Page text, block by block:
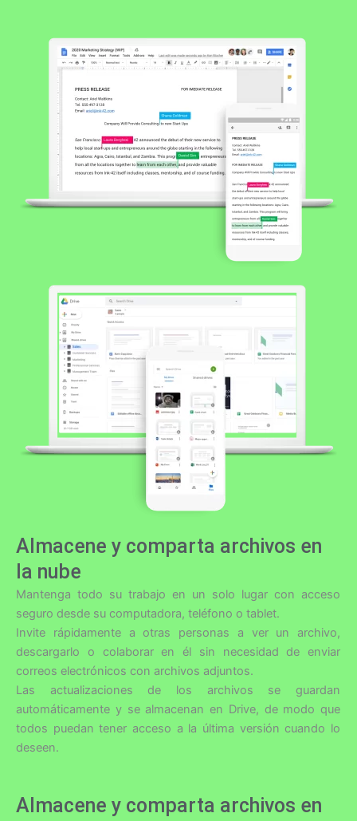
Almacene y comparta archivos en
la nube
Mantenga todo su trabajo en un solo lugar con acceso
seguro desde su computadora, teléfono o tablet.
Invite rápidamente a otras personas a ver un archivo,
descargarlo o colaborar en él sin necesidad de enviar
correos electrónicos con archivos adjuntos.
Las actualizaciones de los archivos se guardan
automáticamente y se almacenan en Drive, de modo que
todos puedan tener acceso a la última versión cuando lo
deseen.
Almacene y comparta archivos en